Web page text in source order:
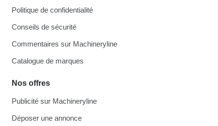
Politique de confidentialité
Conseils de sécurité
Commentaires sur Machineryline
Catalogue de marques
Nos offres
Publicité sur Machineryline
Déposer une annonce